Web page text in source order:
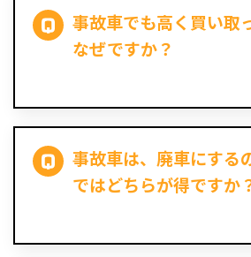
事故車でも高く買い取
なぜですか？
事故車は、廃車にする
ではどちらが得ですか